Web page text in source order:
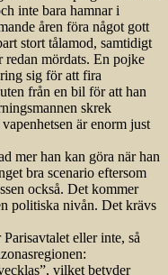
inte bara hamnar i
åren föra något gott
stort tålamod, samtidigt
redan mördats. En pojke
sig för att fira
från en bil för att han
skrek
är enorm just
mer han kan göra när han
bra scenario eftersom
också. Det kommer
politiska nivån. Det krävs
eller inte, så
vilket betyder